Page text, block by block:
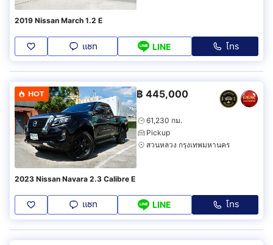
2019 Nissan March 1.2 E
แชท LINE โทร
HOT ฿ 445,000
61,230 กม.
Pickup
สวนหลวง กรุงเทพมหานคร
2023 Nissan Navara 2.3 Calibre E
แชท LINE โทร